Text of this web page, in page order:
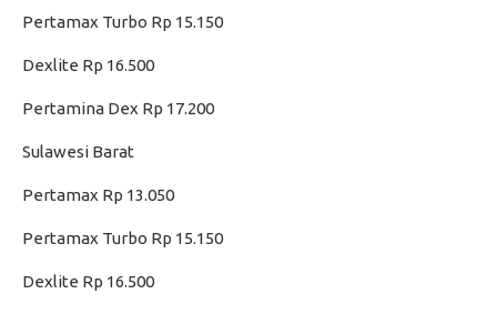
Pertamax Turbo Rp 15.150
Dexlite Rp 16.500
Pertamina Dex Rp 17.200
Sulawesi Barat
Pertamax Rp 13.050
Pertamax Turbo Rp 15.150
Dexlite Rp 16.500